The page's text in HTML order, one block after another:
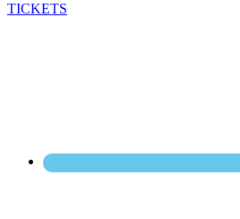
TICKETS